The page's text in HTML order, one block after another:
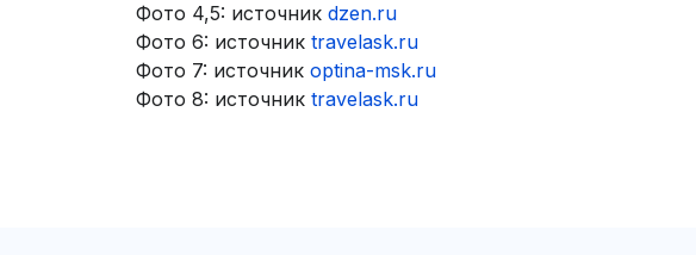
Фото 4,5: источник dzen.ru
Фото 6: источник travelask.ru
Фото 7: источник optina-msk.ru
Фото 8: источник travelask.ru